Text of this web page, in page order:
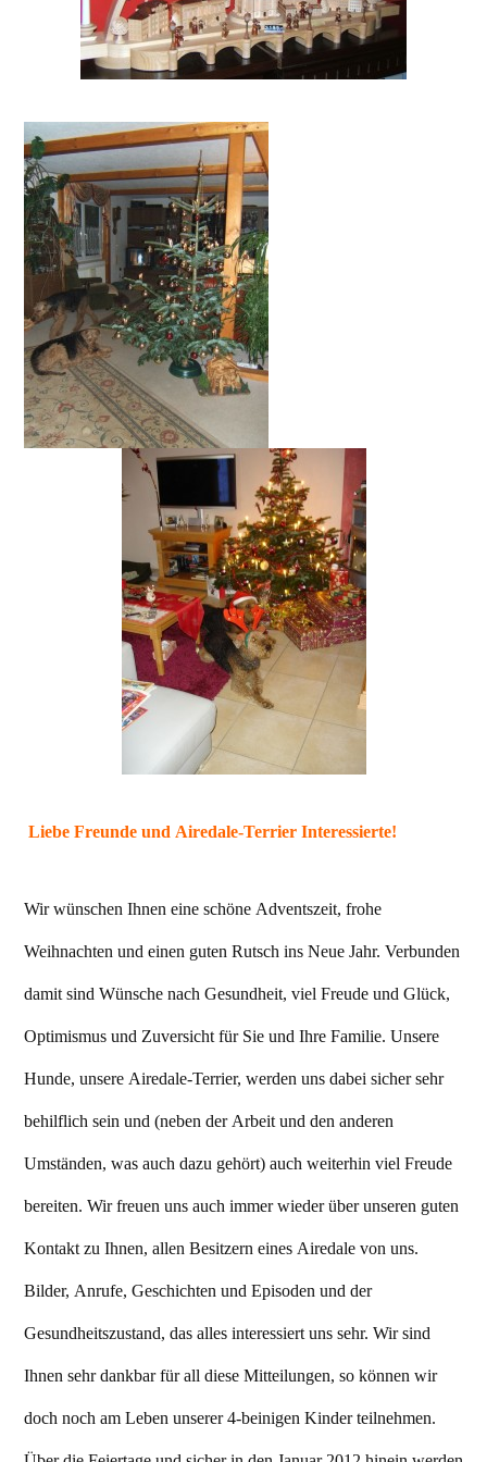
Liebe Freunde und Airedale-Terrier Interessierte!
Wir wünschen Ihnen eine schöne Adventszeit, frohe
Weihnachten und einen guten Rutsch ins Neue Jahr. Verbunden
damit sind Wünsche nach Gesundheit, viel Freude und Glück,
Optimismus und Zuversicht für Sie und Ihre Familie. Unsere
Hunde, unsere Airedale-Terrier, werden uns dabei sicher sehr
behilflich sein und (neben der Arbeit und den anderen
Umständen, was auch dazu gehört) auch weiterhin viel Freude
bereiten. Wir freuen uns auch immer wieder über unseren guten
Kontakt zu Ihnen, allen Besitzern eines Airedale von uns.
Bilder, Anrufe, Geschichten und Episoden und der
Gesundheitszustand, das alles interessiert uns sehr. Wir sind
Ihnen sehr dankbar für all diese Mitteilungen, so können wir
doch noch am Leben unserer 4-beinigen Kinder teilnehmen.